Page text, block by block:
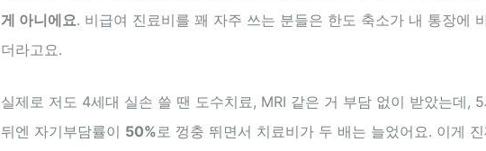
게 아니에요. 비급여 진료비를 꽤 자주 쓰는 분들은 한도 축소가 내 통장에
더라고요.
실제로 저도 4세대 실손 쓸 땐 도수치료, MRI 같은 거 부담 없이 받았는데,
뒤엔 자기부담률이 50%로 껑충 뛰면서 치료비가 두 배는 늘었어요. 이게